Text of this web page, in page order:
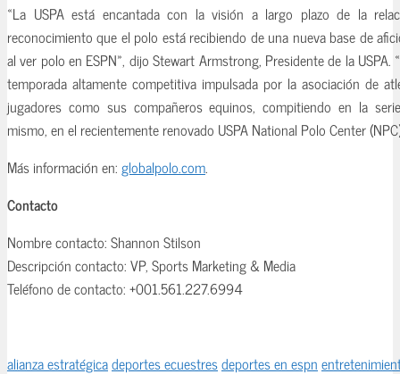
«La USPA está encantada con la visión a largo plazo de la
reconocimiento que el polo está recibiendo de una nueva base de
al ver polo en ESPN», dijo Stewart Armstrong, Presidente de la
temporada altamente competitiva impulsada por la asociación de
jugadores como sus compañeros equinos, compitiendo en la
mismo, en el recientemente renovado USPA National Polo Center
Más información en:globalpolo.com.
Contacto
Nombre contacto: Shannon Stilson
Descripción contacto: VP, Sports Marketing & Media
Teléfono de contacto: +001.561.227.6994
alianza estratégicadeportes ecuestresdeportes en espn